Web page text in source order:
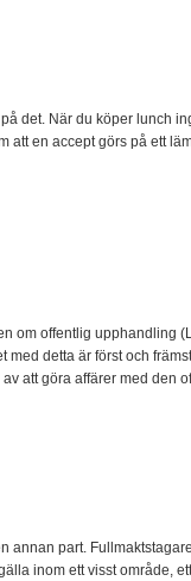
det. När du köper lunch
att en accept görs på ett
om offentlig upphandling
med detta är först och
att göra affärer med den
annan part.
inom ett visst område,